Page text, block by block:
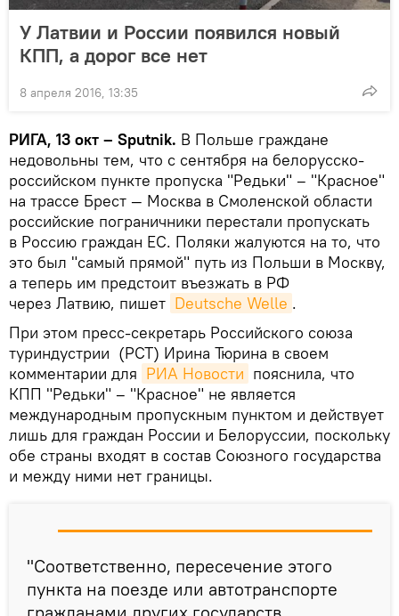
У Латвии и России появился новый
КПП, а дорог все нет
8 апреля 2016, 13:35
РИГА, 13 окт – Sputnik. В Польше граждане
недовольны тем, что с сентября на белорусско-
российском пункте пропуска "Редьки" – "Красное"
на трассе Брест — Москва в Смоленской области
российские пограничники перестали пропускать
в Россию граждан ЕС. Поляки жалуются на то, что
это был "самый прямой" путь из Польши в Москву,
а теперь им предстоит въезжать в РФ
через Латвию, пишет Deutsche Welle .
При этом пресс-секретарь Российского союза
туриндустрии (РСТ) Ирина Тюрина в своем
комментарии для РИА Новости пояснила, что
КПП "Редьки" – "Красное" не является
международным пропускным пунктом и действует
лишь для граждан России и Белоруссии, поскольку
обе страны входят в состав Союзного государства
и между ними нет границы.
"Соответственно, пересечение этого
пункта на поезде или автотранспорте